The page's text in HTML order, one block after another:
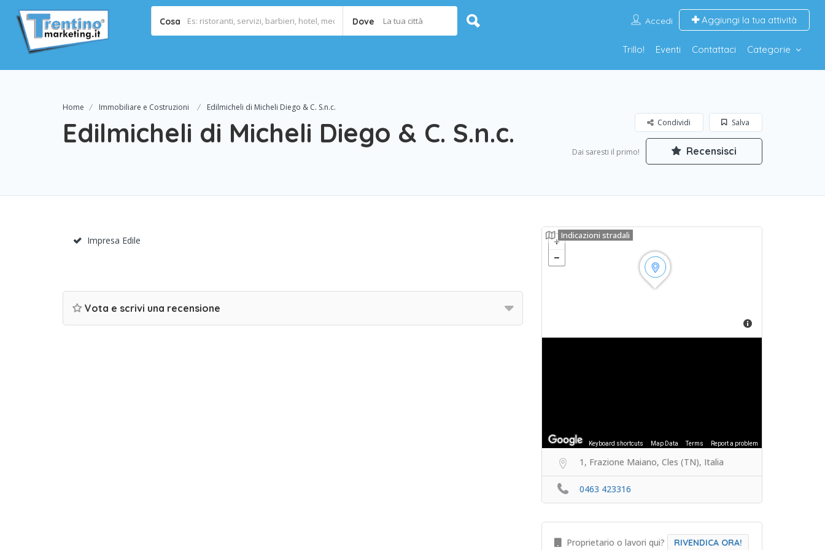
Cosa Dove La tua città Accedi Aggiungi la tua attività
Trillo! Eventi Contattaci Categorie
Home Immobiliare e Costruzioni Edilmicheli di Micheli Diego & C. S.n.c.
Edilmicheli di Micheli Diego & C. S.n.c. Salva
Condividi
Dai saresti il primo! Recensisci
Impresa Edile
Vota e scrivi una recensione
Keyboard shortcuts Map Data Terms Report a problem
Indicazioni stradali
1, Frazione Maiano, Cles (TN), Italia
0463 423316
Proprietario o lavori qui? RIVENDICA ORA!